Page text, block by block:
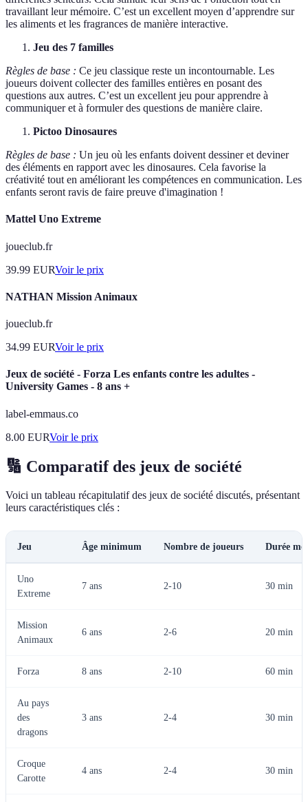
travaillant leur mémoire. C’est un excellent moyen d’apprendre sur
les aliments et les fragrances de manière interactive.
Jeu des 7 familles
Règles de base : Ce jeu classique reste un incontournable. Les
joueurs doivent collecter des familles entières en posant des
questions aux autres. C’est un excellent jeu pour apprendre à
communiquer et à formuler des questions de manière claire.
Pictoo Dinosaures
Règles de base : Un jeu où les enfants doivent dessiner et deviner
des éléments en rapport avec les dinosaures. Cela favorise la
créativité tout en améliorant les compétences en communication. Les
enfants seront ravis de faire preuve d'imagination !
Mattel Uno Extreme
joueclub.fr
39.99 EURVoir le prix
NATHAN Mission Animaux
joueclub.fr
34.99 EURVoir le prix
Jeux de société - Forza Les enfants contre les adultes -
University Games - 8 ans +
label-emmaus.co
8.00 EURVoir le prix
🔢 Comparatif des jeux de société
Voici un tableau récapitulatif des jeux de société discutés, présentant
leurs caractéristiques clés :
Jeu Âge minimum Nombre de joueurs Durée
Uno
Extreme
7 ans 2-10 30 min
Mission
Animaux
6 ans 2-6 20 min
Forza 8 ans 2-10 60 min
Au pays
des
dragons
3 ans 2-4 30 min
Croque
Carotte
4 ans 2-4 30 min